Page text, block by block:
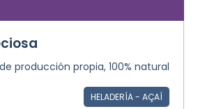
producción propia, 100% natural
HELADERÍA - AÇAÍ